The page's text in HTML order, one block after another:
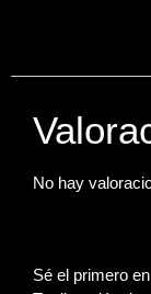
No hay
Sé el primero